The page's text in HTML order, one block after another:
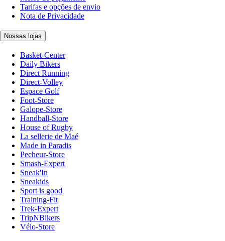
Tarifas e opções de envio
Nota de Privacidade
Nossas lojas
Basket-Center
Daily Bikers
Direct Running
Direct-Volley
Espace Golf
Foot-Store
Galope-Store
Handball-Store
House of Rugby
La sellerie de Maé
Made in Paradis
Pecheur-Store
Smash-Expert
Sneak'In
Sneakids
Sport is good
Training-Fit
Trek-Expert
TripNBikers
Vélo-Store